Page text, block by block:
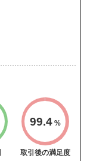
99.4%
取引後の満足度